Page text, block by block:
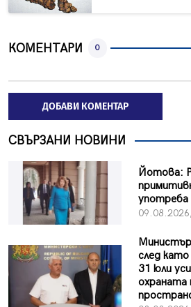
КОМЕНТАРИ 0
ДОБАВИ КОМЕНТАР
СВЪРЗАНИ НОВИНИ
Йотова:
употреба
след
31 юли
охраната